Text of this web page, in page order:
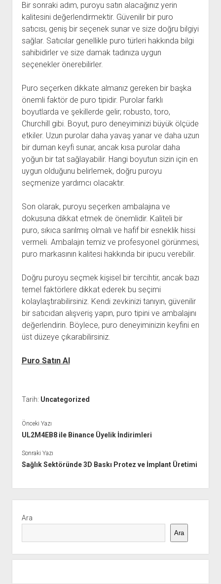
Bir sonraki adım, puroyu satın alacağınız yerin
kalitesini değerlendirmektir. Güvenilir bir puro
satıcısı, geniş bir seçenek sunar ve size doğru bilgiyi
sağlar. Satıcılar genellikle puro türleri hakkında bilgi
sahibidirler ve size damak tadınıza uygun
seçenekler önerebilirler.
Puro seçerken dikkate almanız gereken bir başka
önemli faktör de puro tipidir. Purolar farklı
boyutlarda ve şekillerde gelir; robusto, toro,
Churchill gibi. Boyut, puro deneyiminizi büyük ölçüde
etkiler. Uzun purolar daha yavaş yanar ve daha uzun
bir duman keyfi sunar, ancak kısa purolar daha
yoğun bir tat sağlayabilir. Hangi boyutun sizin için en
uygun olduğunu belirlemek, doğru puroyu
seçmenize yardımcı olacaktır.
Son olarak, puroyu seçerken ambalajına ve
dokusuna dikkat etmek de önemlidir. Kaliteli bir
puro, sıkıca sarılmış olmalı ve hafif bir esneklik hissi
vermeli. Ambalajın temiz ve profesyonel görünmesi,
puro markasının kalitesi hakkında bir ipucu verebilir.
Doğru puroyu seçmek kişisel bir tercihtir, ancak bazı
temel faktörlere dikkat ederek bu seçimi
kolaylaştırabilirsiniz. Kendi zevkinizi tanıyın, güvenilir
bir satıcıdan alışveriş yapın, puro tipini ve ambalajını
değerlendirin. Böylece, puro deneyiminizin keyfini en
üst düzeye çıkarabilirsiniz.
Puro Satın Al
Tarih: Uncategorized
Önceki Yazı
UL2M4EB8 ile Binance Üyelik İndirimleri
Sonraki Yazı
Sağlık Sektöründe 3D Baskı Protez ve İmplant Üretimi
Menü
Ara
Ara